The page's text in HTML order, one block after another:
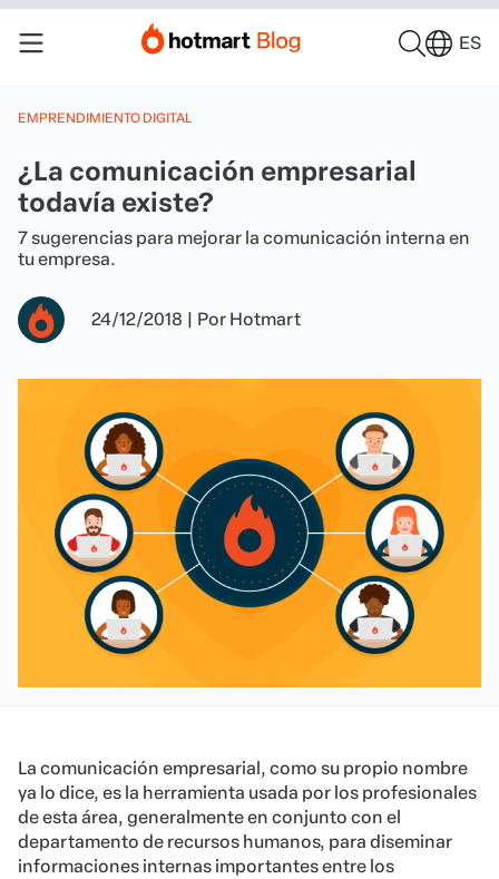
ES
EMPRENDIMIENTO DIGITAL
¿La comunicación empresarial
todavía existe?
7 sugerencias para mejorar la comunicación interna en
tu empresa.
24/12/2018 | Por Hotmart
La comunicación empresarial, como su propio nombre
ya lo dice, es la herramienta usada por los profesionales
de esta área, generalmente en conjunto con el
departamento de recursos humanos, para diseminar
informaciones internas importantes entre los